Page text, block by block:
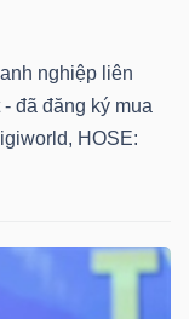
nghiệp liên
đã đăng ký mua
HOSE: